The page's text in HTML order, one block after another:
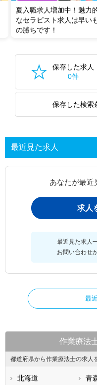
夏入職求人増加中！魅力
なセラピスト求人は早い
の勝ちです！
保存した求人
0件
保存した検索
最近見た求人
あなたが最近
求人
最近見た求人
お問い合わせ
最
作業療法
都道府県から作業療法士の求人
北海道 青